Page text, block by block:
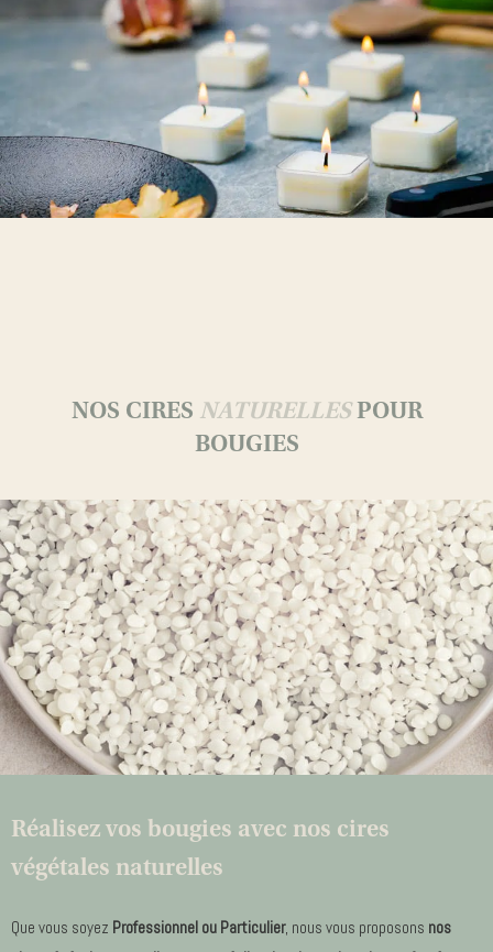
NOS CIRES NATURELLESPOUR
BOUGIES
Réalisez vos bougies avec nos cires
végétales naturelles
Que vous soyez Professionnel ou Particulier, nous vous proposons nos